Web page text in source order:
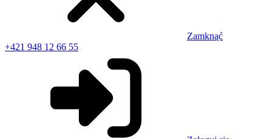
Zamknąć
+421 948 12 66 55